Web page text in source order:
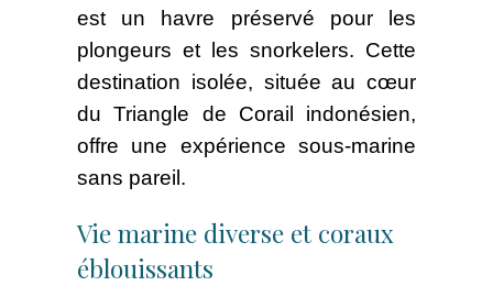
est un havre préservé pour les
plongeurs et les snorkelers. Cette
destination isolée, située au cœur
du Triangle de Corail indonésien,
offre une expérience sous-marine
sans pareil.
Vie marine diverse et coraux
éblouissants